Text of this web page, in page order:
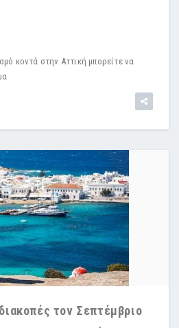
κοντά στην Αττική μπορείτε να
τον Σεπτέμβριο